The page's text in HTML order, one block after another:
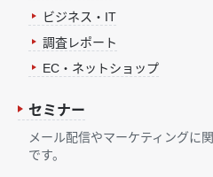
ビジネス・IT
調査レポート
EC・ネットショップ
セミナー
メール配信やマーケティングに
です。